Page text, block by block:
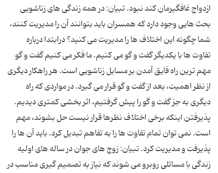
ازدواج غافگیرمان کند نبود. تبیان: در همه زندگی های زناشویی
بحث هایی وجود دارد که همسران باید بتوانند آن را مدیریت کنند،
شما چگونه این اختلاف ها را مدیریت می کنید؟ درابتدا درباره
تفاوت ها با یکدیگر گفت و گو می کنیم. ما فکر می کنیم گفت و گو
مهم ترین راه فایق آمدن بر مسایل زناشویی است. هر راهکار دیگری
از نظر اهمیت، بعد از گفت و گو قرار می گیرد. در مواردی که راه
دیگری به جز گفت و گو را پیش گرفتیم، اثر بخشی کمتری دیدیم.
پذیرفتن اینکه برخی اختلاف نظرها قرار نیست حل بشوند، مهم
است. نمی توان تمام تفاوت ها را به تفاهم تبدیل کرد. باید آن ها را
پذیرفت و مدیریت کرد. تبیان: زوج های جوان در ساله های اولیه
زندگی با مسائلی روبرو می شوند که نیاز به تصمیم گیری مناسب در